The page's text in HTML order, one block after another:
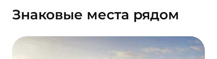
Знаковые места рядом